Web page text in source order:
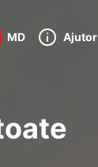
MD Ajutor